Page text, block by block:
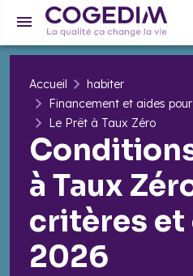
Accueil
habiter
Financement et aides
Le Prêt à Taux Zéro
à Taux
critères
2026